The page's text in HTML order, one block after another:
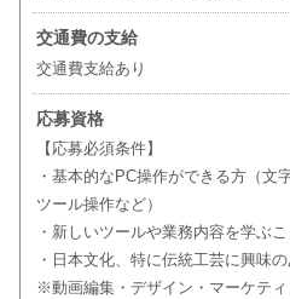
交通費の支給
交通費支給あり
応募資格
【応募必須条件】
・基本的なPC操作ができる方（文
ツール操作など）
・新しいツールや業務内容を学ぶ
・日本文化、特に伝統工芸に興味
※動画編集・デザイン・マーケテ